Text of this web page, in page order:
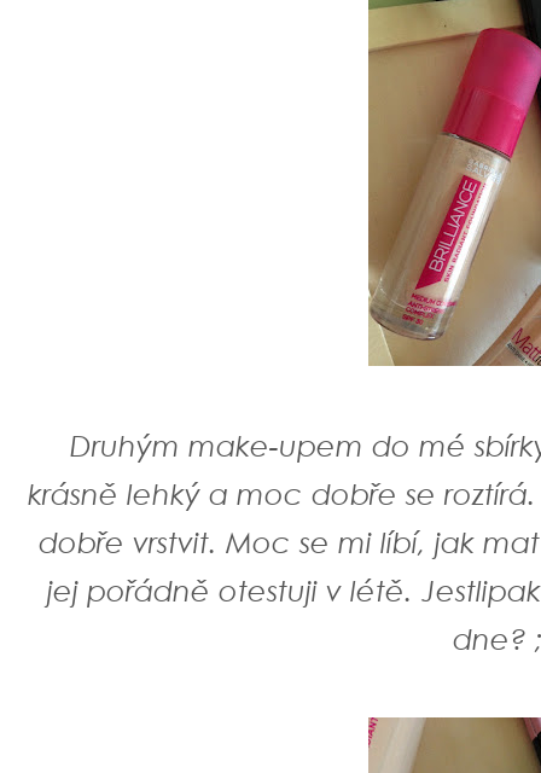
Druhým make-upem do mé
krásně lehký a moc dobře se
dobře vrstvit. Moc se mi líbí, jak
jej pořádně otestuji v létě.
dne?